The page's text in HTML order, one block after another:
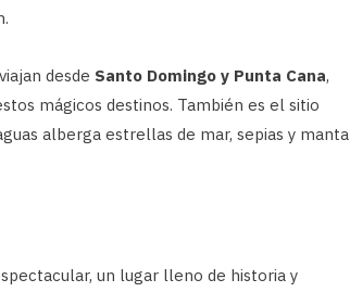
desde Santo Domingo y Punta Cana,
mágicos destinos. También es el sitio
alberga estrellas de mar, sepias y manta
un lugar lleno de historia y